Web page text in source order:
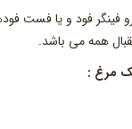
فینگر فود و یا فست
همه می باشد.
مرغ :